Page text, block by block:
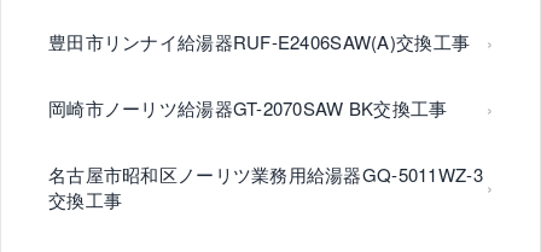
豊田市リンナイ給湯器RUF-E2406SAW(A)交換工事
岡崎市ノーリツ給湯器GT-2070SAW BK交換工事
名古屋市昭和区ノーリツ業務用給湯器GQ-5011WZ-3
交換工事